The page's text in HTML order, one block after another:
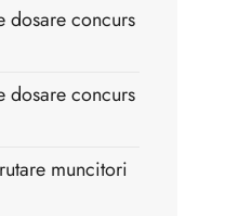
dosare concurs
dosare concurs
muncitori